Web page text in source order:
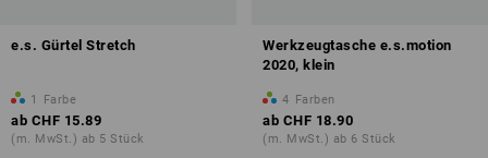
e.s. Gürtel Stretch
1 Farbe
ab CHF 15.89
(m. MwSt.) ab 5 Stück
Werkzeugtasche e.s.motion
2020, klein
4 Farben
ab CHF 18.90
(m. MwSt.) ab 6 Stück